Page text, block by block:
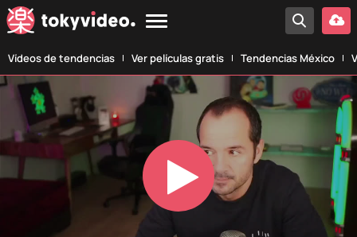
Vídeos de tendencias Ver películas gratis Tendencias México
Play